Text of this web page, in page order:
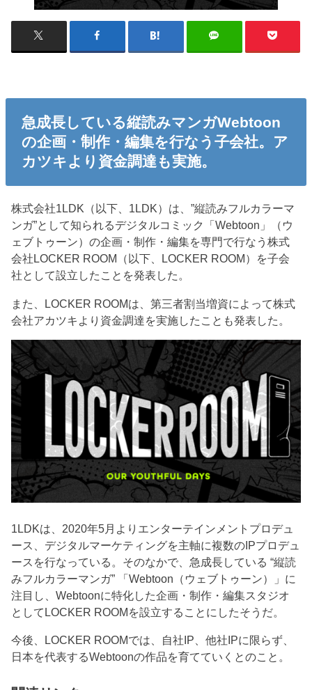
急成長している縦読みマンガWebtoon
の企画・制作・編集を行なう子会社。ア
カツキより資金調達も実施。
株式会社1LDK（以下、1LDK）は、”縦読みフルカラーマ
ンガ”として知られるデジタルコミック「Webtoon」（ウ
ェブトゥーン）の企画・制作・編集を専門で行なう株式
会社LOCKER ROOM（以下、LOCKER ROOM）を子会
社として設立したことを発表した。
また、LOCKER ROOMは、第三者割当増資によって株式
会社アカツキより資金調達を実施したことも発表した。
1LDKは、2020年5月よりエンターテインメントプロデュ
ース、デジタルマーケティングを主軸に複数のIPプロデュ
ースを行なっている。そのなかで、急成長している “縦読
みフルカラーマンガ” 「Webtoon（ウェブトゥーン）」に
注目し、Webtoonに特化した企画・制作・編集スタジオ
としてLOCKER ROOMを設立することにしたそうだ。
今後、LOCKER ROOMでは、自社IP、他社IPに限らず、
日本を代表するWebtoonの作品を育てていくとのこと。